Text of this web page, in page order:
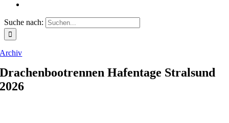
Suche nach:
Archiv
Drachenbootrennen Hafentage Stralsund
2026